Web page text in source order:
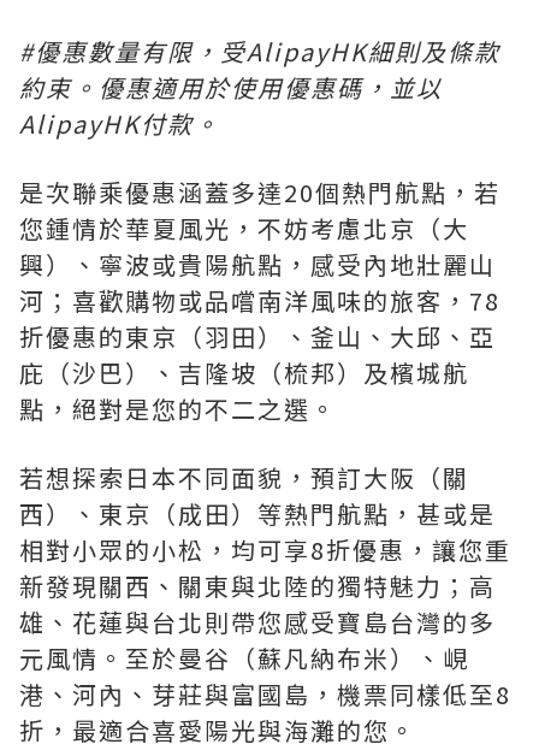
#優惠數量有限，受AlipayHK細則及條款
約束。優惠適用於使用優惠碼，並以
AlipayHK付款。
是次聯乘優惠涵蓋多達20個熱門航點，若
您鍾情於華夏風光，不妨考慮北京（大
興）、寧波或貴陽航點，感受內地壯麗山
河；喜歡購物或品嚐南洋風味的旅客，78
折優惠的東京（羽田）、釜山、大邱、亞
庇（沙巴）、吉隆坡（梳邦）及檳城航
點，絕對是您的不二之選。
若想探索日本不同面貌，預訂大阪（關
西）、東京（成田）等熱門航點，甚或是
相對小眾的小松，均可享8折優惠，讓您重
新發現關西、關東與北陸的獨特魅力；高
雄、花蓮與台北則帶您感受寶島台灣的多
元風情。至於曼谷（蘇凡納布米）、峴
港、河內、芽莊與富國島，機票同樣低至8
折，最適合喜愛陽光與海灘的您。